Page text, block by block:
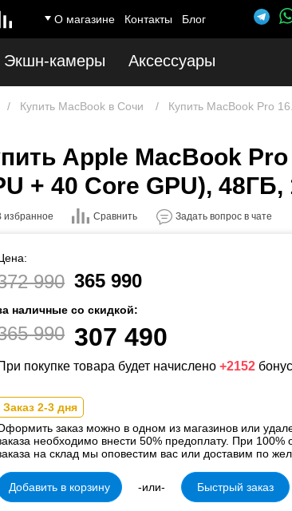
О магазине Контакты Блог
Экшн-камеры Аксессуары
Купить MacBook в Сочи Купить MacBook Pro
Apple MacBook
+ 40 Core GPU),
избранное Сравнить Задать вопрос в чате
990 365 990
наличные со скидкой:
990 307 490
покупке товара будет начислено +2152
Заказ 2-3 дня
заказ можно в одном из магазинов или
необходимо внести 50% предоплату. При 100%
на склад мы оповестим вас или доставим по
Добавить в корзину -или- Быстрый заказ